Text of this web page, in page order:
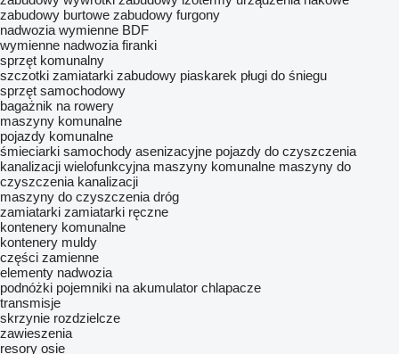
zabudowy burtowe zabudowy furgony
nadwozia wymienne BDF
wymienne nadwozia firanki
sprzęt komunalny
szczotki zamiatarki zabudowy piaskarek pługi do śniegu
sprzęt samochodowy
bagażnik na rowery
maszyny komunalne
pojazdy komunalne
śmieciarki samochody asenizacyjne pojazdy do czyszczenia
kanalizacji wielofunkcyjna maszyny komunalne maszyny do
czyszczenia kanalizacji
maszyny do czyszczenia dróg
zamiatarki zamiatarki ręczne
kontenery komunalne
kontenery muldy
części zamienne
elementy nadwozia
podnóżki pojemniki na akumulator chlapacze
transmisje
skrzynie rozdzielcze
zawieszenia
resory osie